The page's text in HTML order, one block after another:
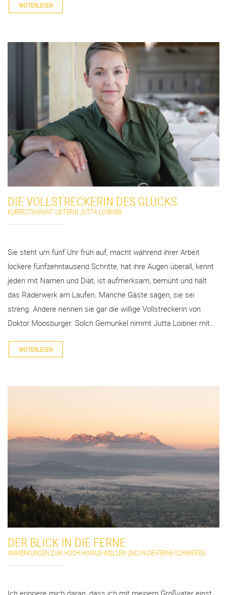
WEITERLESEN
DIE VOLLSTRECKERIN DES GLÜCKS
KURRESTAURANT LEITERIN JUTTA LOIBNER
Sie steht um fünf Uhr früh auf, macht während ihrer Arbeit
lockere fünfzehntausend Schritte, hat ihre Augen überall, kennt
jeden mit Namen und Diät, ist aufmerksam, bemüht und hält
das Räderwerk am Laufen. Manche Gäste sagen, sie sei
streng. Andere nennen sie gar die willige Vollstreckerin von
Doktor Moosburger. Solch Gemunkel nimmt Jutta Loibner mit…
WEITERLESEN
DER BLICK IN DIE FERNE
ANMERKUNGEN ZUM HOCH-HINAUS-WOLLEN UND IN-DIE-FERNE-SCHWEIFEN
Ich erinnere mich daran, dass ich mit meinem Großvater einst